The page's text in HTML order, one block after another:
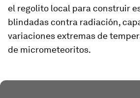
el regolito local para construir
blindadas contra radiación,
variaciones extremas de
de micrometeoritos.